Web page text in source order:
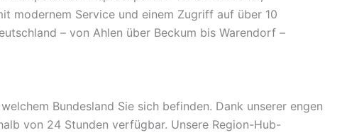
modernem Service und einem Zugriff auf über 10
– von Ahlen über Beckum bis Warendorf –
Bundesland Sie sich befinden. Dank unserer engen
von 24 Stunden verfügbar. Unsere Region-Hub-